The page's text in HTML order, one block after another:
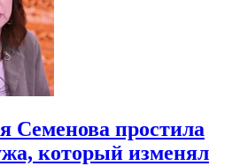
Семенова простила
который изменял